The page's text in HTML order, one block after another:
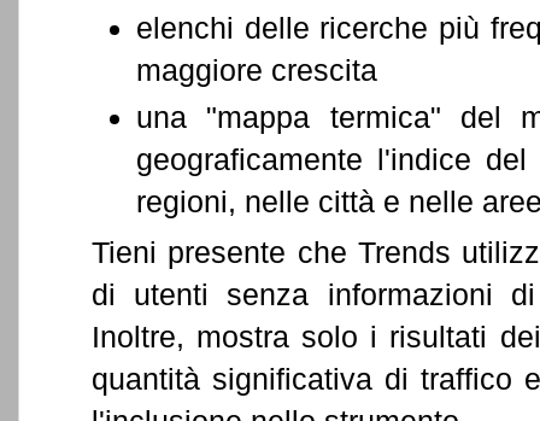
elenchi delle ricerche più
maggiore crescita
una "mappa termica" del
geograficamente l'indice
regioni, nelle città e nelle
Tieni presente che Trends
di utenti senza informazioni
Inoltre, mostra solo i risultati
quantità significativa di traffico